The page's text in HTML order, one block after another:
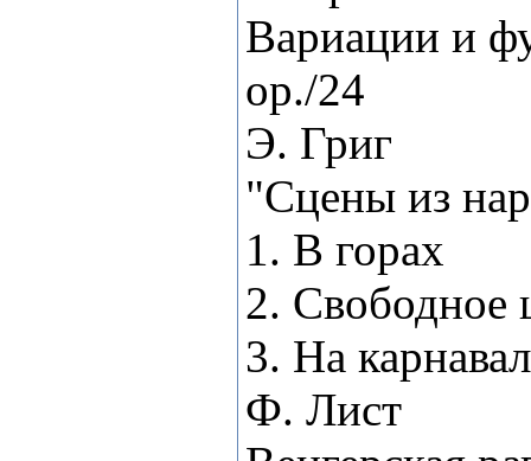
Вариации и
ор./24
Э. Григ
"Сцены из
1. В горах
2. Свободное
3. На
Ф. Лист